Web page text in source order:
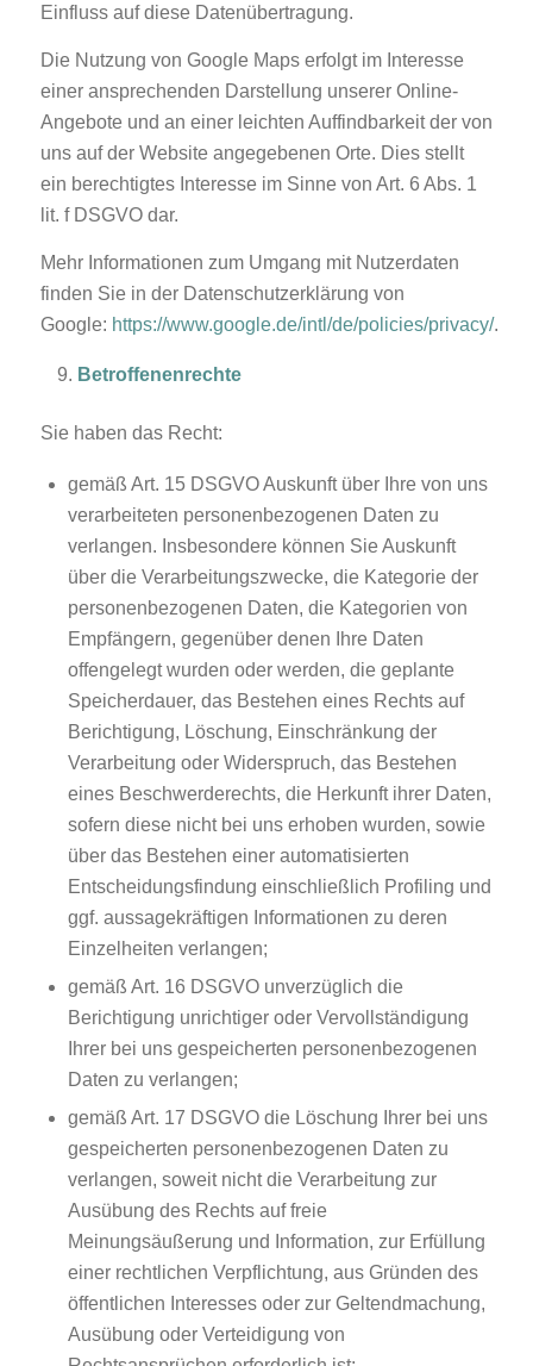
Einfluss auf diese Datenübertragung.
Die Nutzung von Google Maps erfolgt im Interesse
einer ansprechenden Darstellung unserer Online-
Angebote und an einer leichten Auffindbarkeit der von
uns auf der Website angegebenen Orte. Dies stellt
ein berechtigtes Interesse im Sinne von Art. 6 Abs. 1
lit. f DSGVO dar.
Mehr Informationen zum Umgang mit Nutzerdaten
finden Sie in der Datenschutzerklärung von
Google: https://www.google.de/intl/de/policies/privacy/.
Betroffenenrechte
Sie haben das Recht:
gemäß Art. 15 DSGVO Auskunft über Ihre von uns
verarbeiteten personenbezogenen Daten zu
verlangen. Insbesondere können Sie Auskunft
über die Verarbeitungszwecke, die Kategorie der
personenbezogenen Daten, die Kategorien von
Empfängern, gegenüber denen Ihre Daten
offengelegt wurden oder werden, die geplante
Speicherdauer, das Bestehen eines Rechts auf
Berichtigung, Löschung, Einschränkung der
Verarbeitung oder Widerspruch, das Bestehen
eines Beschwerderechts, die Herkunft ihrer Daten,
sofern diese nicht bei uns erhoben wurden, sowie
über das Bestehen einer automatisierten
Entscheidungsfindung einschließlich Profiling und
ggf. aussagekräftigen Informationen zu deren
Einzelheiten verlangen;
gemäß Art. 16 DSGVO unverzüglich die
Berichtigung unrichtiger oder Vervollständigung
Ihrer bei uns gespeicherten personenbezogenen
Daten zu verlangen;
gemäß Art. 17 DSGVO die Löschung Ihrer bei uns
gespeicherten personenbezogenen Daten zu
verlangen, soweit nicht die Verarbeitung zur
Ausübung des Rechts auf freie
Meinungsäußerung und Information, zur Erfüllung
einer rechtlichen Verpflichtung, aus Gründen des
öffentlichen Interesses oder zur Geltendmachung,
Ausübung oder Verteidigung von